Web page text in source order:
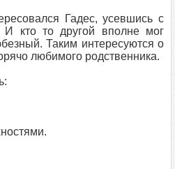
Гадес, усевшись с
кто то другой вполне мог
Таким интересуются о
любимого родственника.